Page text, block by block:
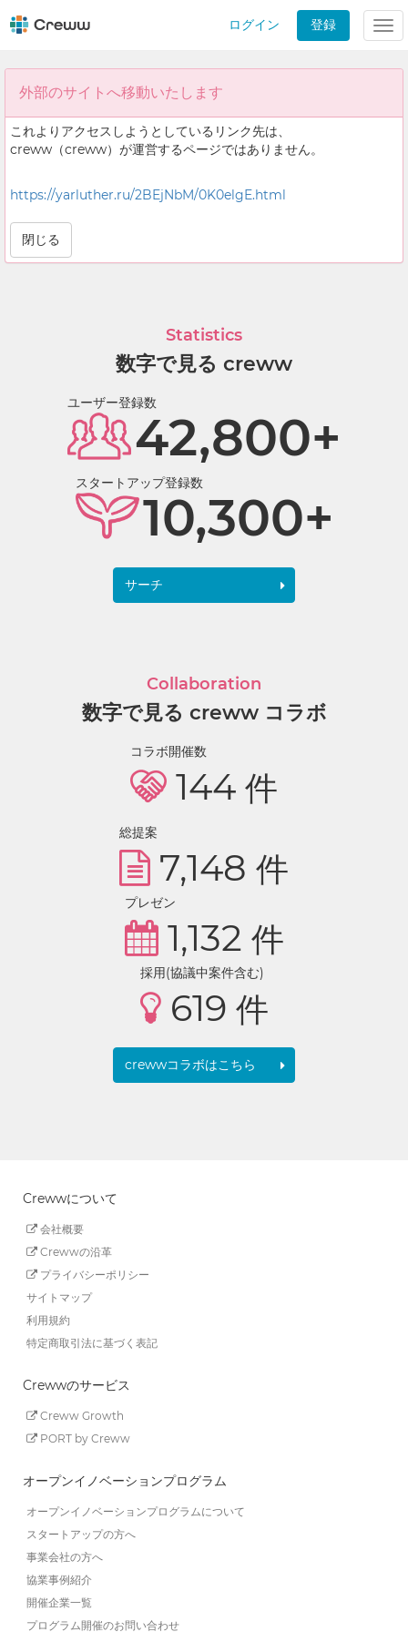
ログイン 登録
外部のサイトへ移動いたします
これよりアクセスしようとしているリンク先は、
creww（creww）が運営するページではありません。
https://yarluther.ru/2BEjNbM/0K0elgE.html
閉じる
Statistics
数字で見る creww
ユーザー登録数
42,800+
スタートアップ登録数
10,300+
サーチ
Collaboration
数字で見る creww コラボ
コラボ開催数
144 件
総提案
7,148 件
プレゼン
1,132 件
採用(協議中案件含む)
619 件
crewwコラボはこちら
Crewwについて
会社概要
Crewwの沿革
プライバシーポリシー
サイトマップ
利用規約
特定商取引法に基づく表記
Crewwのサービス
Creww Growth
PORT by Creww
オープンイノベーションプログラム
オープンイノベーションプログラムについて
スタートアップの方へ
事業会社の方へ
協業事例紹介
開催企業一覧
プログラム開催のお問い合わせ